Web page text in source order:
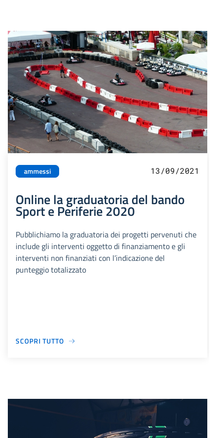
ammessi 13/09/2021
Online la graduatoria del bando
Sport e Periferie 2020
Pubblichiamo la graduatoria dei progetti pervenuti che
include gli interventi oggetto di finanziamento e gli
interventi non finanziati con l’indicazione del
punteggio totalizzato
SCOPRI TUTTO